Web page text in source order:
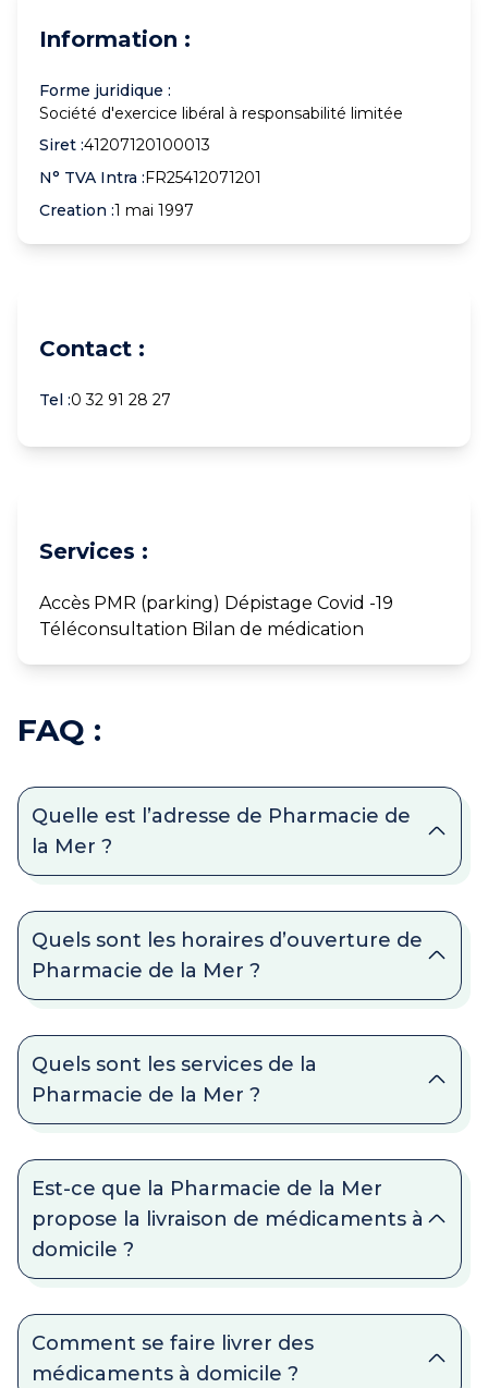
Information :
Forme juridique :
Société d'exercice libéral à responsabilité limitée
Siret :41207120100013
N° TVA Intra :FR25412071201
Creation :1 mai 1997
Contact :
Tel :0 32 91 28 27
Services :
Accès PMR (parking) Dépistage Covid -19
Téléconsultation Bilan de médication
FAQ :
Quelle est l’adresse de Pharmacie de
la Mer ?
Quels sont les horaires d’ouverture de
Pharmacie de la Mer ?
Quels sont les services de la
Pharmacie de la Mer ?
Est-ce que la Pharmacie de la Mer
propose la livraison de médicaments à
domicile ?
Comment se faire livrer des
médicaments à domicile ?